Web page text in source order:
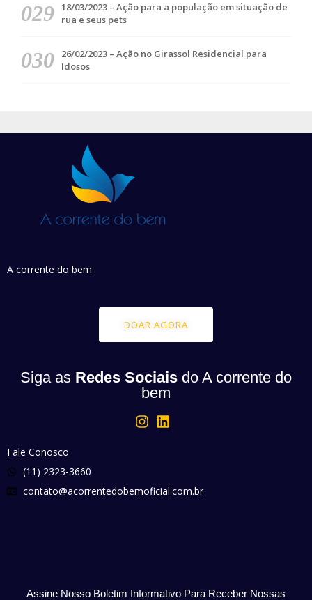
18/03/2023 – Ação para a população em situação de
rua e seus pets
26/02/2023 – Ação no Girassol Residencial para
Idosos
A corrente do bem
DOAR AGORA
Siga as Redes Sociais do A corrente do
bem
Fale Conosco
(11) 2323-3660
contato@acorrentedobemoficial.com.br
Assine Nosso Boletim Informativo Para Receber Nossas